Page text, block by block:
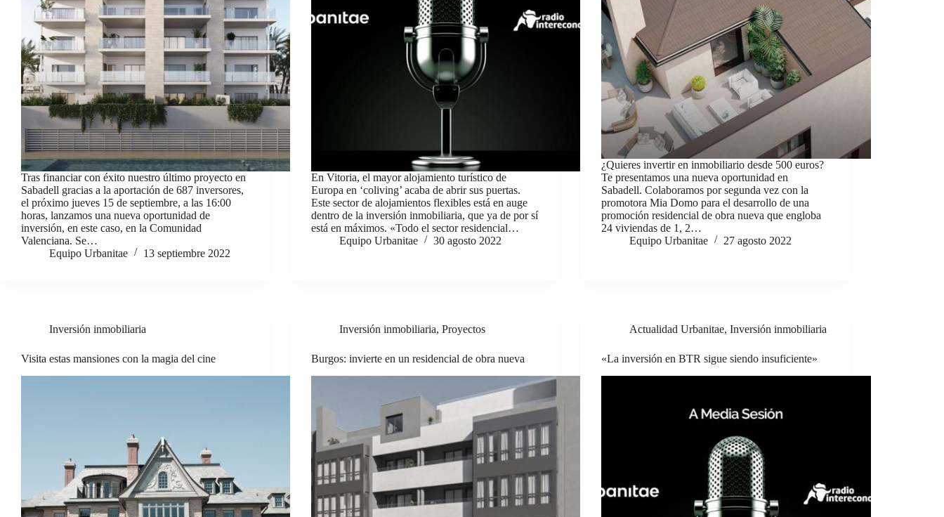
Tras financiar con éxito nuestro último proyecto en
Sabadell gracias a la aportación de 687 inversores,
el próximo jueves 15 de septiembre, a las 16:00
horas, lanzamos una nueva oportunidad de
inversión, en este caso, en la Comunidad
Valenciana. Se…
Equipo Urbanitae
13 septiembre 2022
En Vitoria, el mayor alojamiento turístico de
Europa en ‘coliving’ acaba de abrir sus puertas.
Este sector de alojamientos flexibles está en auge
dentro de la inversión inmobiliaria, que ya de por sí
está en máximos. «Todo el sector residencial…
Equipo Urbanitae
30 agosto 2022
¿Quieres invertir en inmobiliario desde 500 euros?
Te presentamos una nueva oportunidad en
Sabadell. Colaboramos por segunda vez con la
promotora Mia Domo para el desarrollo de una
promoción residencial de obra nueva que engloba
24 viviendas de 1, 2…
Equipo Urbanitae
27 agosto 2022
Inversión inmobiliaria
Visita estas mansiones con la magia del cine
Inversión inmobiliaria,Proyectos
Burgos: invierte en un residencial de obra nueva
Actualidad Urbanitae,Inversión inmobiliaria
«La inversión en BTR sigue siendo insuficiente»